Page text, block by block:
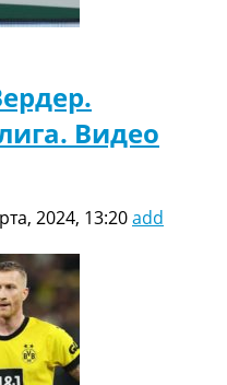
Видео
2024, 13:20add